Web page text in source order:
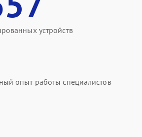
устройств
опыт работы специалистов